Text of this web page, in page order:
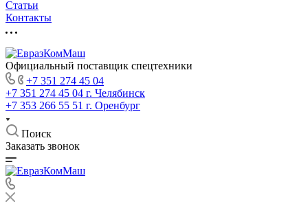
Статьи
Контакты
Официальный поставщик спецтехники
+7 351 274 45 04
+7 351 274 45 04 г. Челябинск
+7 353 266 55 51 г. Оренбург
Поиск
Заказать звонок